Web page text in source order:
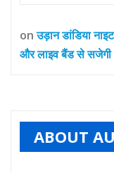
onउड़ान डांडिया
और लाइव बैंड से सजेगी
ABOUT